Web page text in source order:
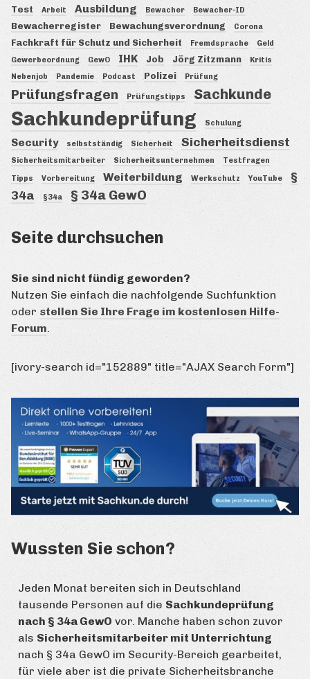
Test
Arbeit Ausbildung Bewacher Bewacher-ID
Bewacherregister Bewachungsverordnung Corona
Fachkraft für Schutz und Sicherheit Fremdsprache
Geld
Gewerbeordnung
GewO IHK Job Jörg Zitzmann
Kritis
Nebenjob
Pandemie Podcast Polizei Prüfung
Prüfungsfragen Prüfungstipps Sachkunde
Sachkundeprüfung Schulung
Security selbstständig Sicherheit Sicherheitsdienst
Sicherheitsmitarbeiter Sicherheitsunternehmen
Testfragen
Tipps
Vorbereitung Weiterbildung Werkschutz YouTube
§
34a
§34a § 34a GewO
Seite durchsuchen
Sie sind nicht fündig geworden?
Nutzen Sie einfach die nachfolgende Suchfunktion
oder stellen Sie Ihre Frage im kostenlosen Hilfe-
Forum.
[ivory-search id="152889" title="AJAX Search Form"]
Wussten Sie schon?
Jeden Monat bereiten sich in Deutschland
tausende Personen auf die Sachkundeprüfung
nach § 34a GewO vor. Manche haben schon zuvor
als Sicherheitsmitarbeiter mit Unterrichtung
nach § 34a GewO im Security-Bereich gearbeitet,
für viele aber ist die private Sicherheitsbranche